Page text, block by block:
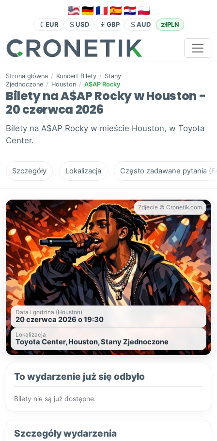
EUR USD GBP AUD złPLN
Strona główna / Koncert Bilety / Stany
Zjednoczone / Houston / A$AP Rocky
Bilety na A$AP Rocky w Houston -
20 czerwca 2026
Bilety na A$AP Rocky w mieście Houston, w Toyota
Center.
Szczegóły Lokalizacja Często zadawane pytania
Zdjęcie © Cronetik.com
Data i godzina (Houston)
20 czerwca 2026 o 19:30
Lokalizacja
Toyota Center, Houston, Stany Zjednoczone
To wydarzenie już się odbyło
Bilety nie są już dostępne.
Szczegóły wydarzenia